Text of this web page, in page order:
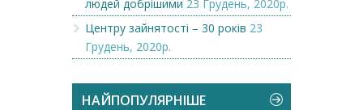
людей добрішими 23 Грудень, 2020р.
Центру зайнятості – 30 років 23
Грудень, 2020р.
НАЙПОПУЛЯРНІШЕ